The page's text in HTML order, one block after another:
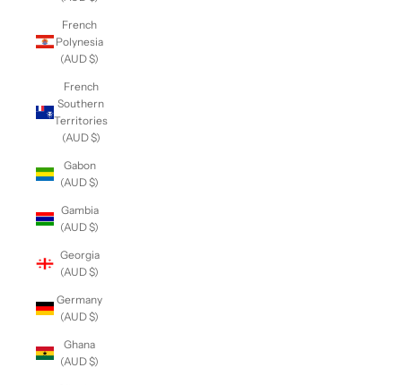
French
Polynesia
(AUD $)
French
Southern
Territories
(AUD $)
Gabon
(AUD $)
Gambia
(AUD $)
Georgia
(AUD $)
Germany
(AUD $)
Ghana
(AUD $)